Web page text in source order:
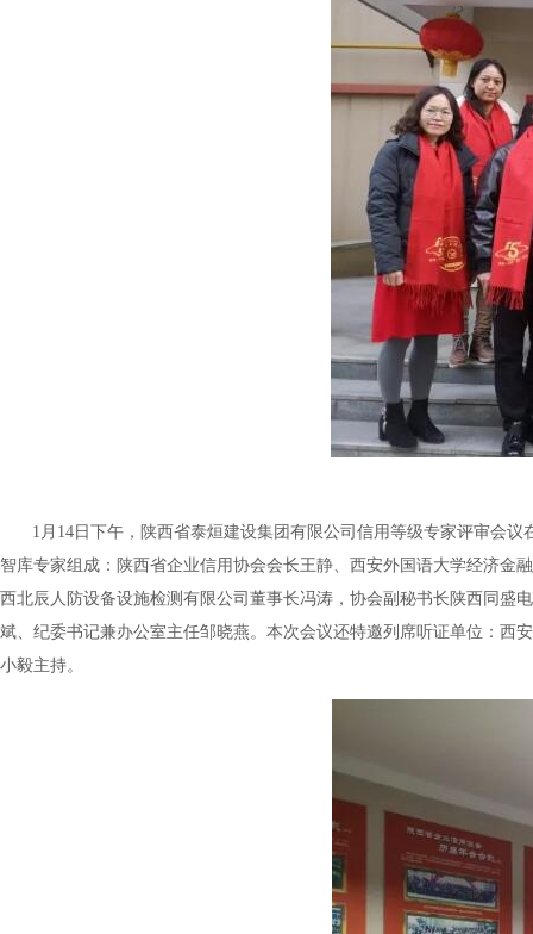
1月14日下午，陕西省泰烜建设集团有限公司信用等级专家评审会
智库专家组成：陕西省企业信用协会会长王静、西安外国语大学经济金
西北辰人防设备设施检测有限公司董事长冯涛，协会副秘书长陕西同盛
斌、纪委书记兼办公室主任邹晓燕。本次会议还特邀列席听证单位：西
小毅主持。